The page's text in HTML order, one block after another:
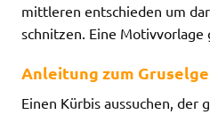
mittleren entschieden um
schnitzen. Eine Motivvorlage
Anleitung zum
Einen Kürbis aussuchen, der